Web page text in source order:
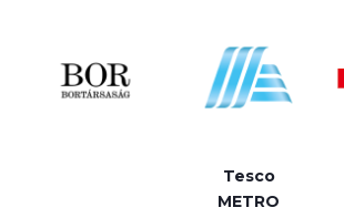
Tesco
METRO